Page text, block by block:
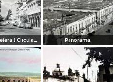
Escena Callejera ( Circulada el 21 de Agosto de 1946 ). Panorama.